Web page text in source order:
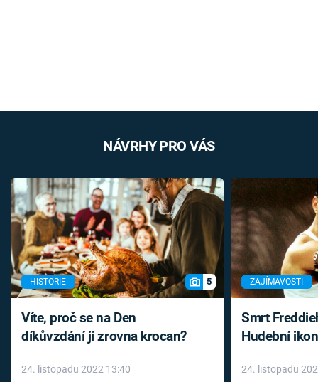
NÁVRHY PRO VÁS
HISTORIE 5
Víte, proč se na Den
díkůvzdání jí zrovna krocan?
24. listopadu 2022 13:40
ZAJÍMAVOSTI
Smrt
Hudební
léky
24. listopadu